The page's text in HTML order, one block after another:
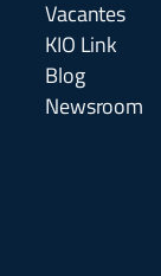
Vacantes
KIO Link
Blog
Newsroom